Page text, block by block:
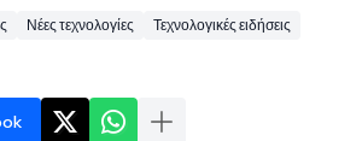
Νέες τεχνολογίες
Τεχνολογικές ειδήσεις